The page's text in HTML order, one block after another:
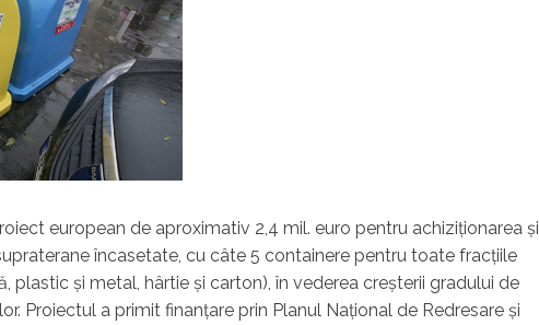
european de aproximativ 2,4 mil. euro pentru achiziţionarea şi
încasetate, cu câte 5 containere pentru toate fracţiile
plastic şi metal, hârtie şi carton), în vederea creşterii gradului de
Proiectul a primit finanţare prin Planul Naţional de Redresare şi